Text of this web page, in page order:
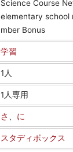
Science Course
elementary school
mber Bonus
学習
1人
1人専用
さ に
スタディボックス